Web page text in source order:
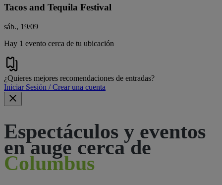
Tacos and Tequila Festival
sáb., 19/09
Hay 1 evento cerca de tu ubicación
¿Quieres mejores recomendaciones de entradas?
Iniciar Sesión / Crear una cuenta
Espectáculos y eventos
en auge cerca de
Columbus